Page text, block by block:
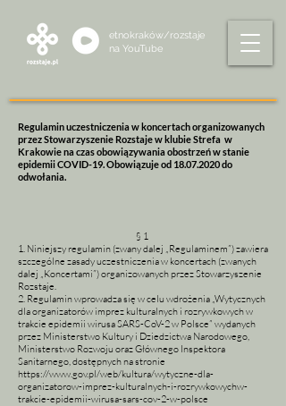
etnokraków/rozstaje
na YouTube
Regulamin uczestniczenia w koncertach organizowanych
przez Stowarzyszenie Rozstaje w klubie Strefa w
Krakowie na czas obowiązywania obostrzeń w stanie
epidemii COVID-19. Obowiązuje od 18.07.2020do
odwołania.
§ 1
1. Niniejszy regulamin (zwany dalej „Regulaminem”) zawiera
szczególne zasady uczestniczenia w koncertach (zwanych
dalej „Koncertami”) organizowanych przez Stowarzyszenie
Rozstaje.
2. Regulamin wprowadza się w celu wdrożenia „Wytycznych
dla organizatorów imprez kulturalnych i rozrywkowych w
trakcie epidemii wirusa SARS-CoV-2 w Polsce” wydanych
przez Ministerstwo Kultury i Dziedzictwa Narodowego,
Ministerstwo Rozwoju oraz Głównego Inspektora
Sanitarnego, dostępnych na stronie
https://www.gov.pl/web/kultura/wytyczne-dla-
organizatorow-imprez-kulturalnych-i-rozrywkowychw-
trakcie-epidemii-wirusa-sars-cov-2-w-polsce